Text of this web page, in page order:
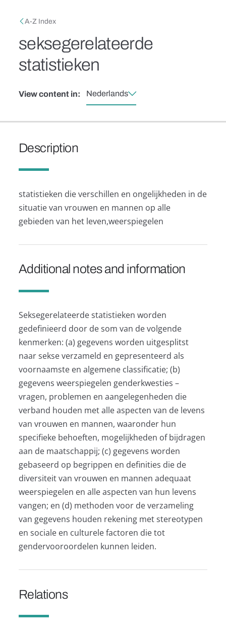
Breadcrumb
A-Z Index
seksegerelateerde
statistieken
View content in: Nederlands
Description
statistieken die verschillen en ongelijkheden in de
situatie van vrouwen en mannen op alle
gebieden van het leven,weerspiegelen
Additional notes and information
Seksegerelateerde statistieken worden
gedefinieerd door de som van de volgende
kenmerken: (a) gegevens worden uitgesplitst
naar sekse verzameld en gepresenteerd als
voornaamste en algemene classificatie; (b)
gegevens weerspiegelen genderkwesties –
vragen, problemen en aangelegenheden die
verband houden met alle aspecten van de levens
van vrouwen en mannen, waaronder hun
specifieke behoeften, mogelijkheden of bijdragen
aan de maatschappij; (c) gegevens worden
gebaseerd op begrippen en definities die de
diversiteit van vrouwen en mannen adequaat
weerspiegelen en alle aspecten van hun levens
vangen; en (d) methoden voor de verzameling
van gegevens houden rekening met stereotypen
en sociale en culturele factoren die tot
gendervooroordelen kunnen leiden.
Relations